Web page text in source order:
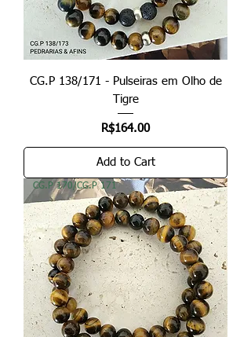
CG.P 138/171 - Pulseiras em Olho de
Tigre
Price
R$164.00
Add to Cart
CG.P 170/CG.P 171